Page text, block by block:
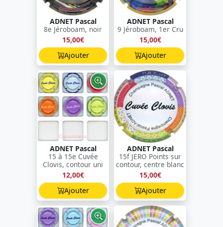
ADNET Pascal
8e Jéroboam, noir
15,00€
Ajouter
ADNET Pascal
9 Jéroboam, 1er Cru
15,00€
Ajouter
ADNET Pascal
15 à 15e Cuvée
Clovis, contour uni
12,00€
Ajouter
ADNET Pascal
15f JERO Points sur
contour, centre blanc
15,00€
Ajouter